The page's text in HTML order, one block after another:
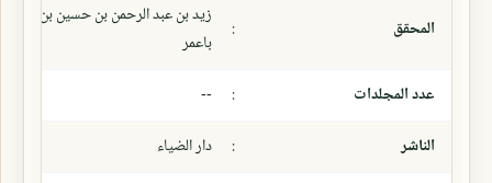
المحقق :
زيد بن عبد الرحمن بن حسين بن يحيى
باعمر
عدد المجلدات
:
--
الناشر
:
دار الضياء